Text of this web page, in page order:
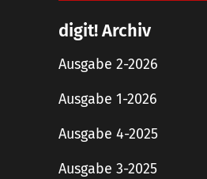
digit! Archiv
Ausgabe 2-2026
Ausgabe 1-2026
Ausgabe 4-2025
Ausgabe 3-2025